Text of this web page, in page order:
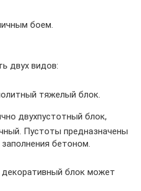
боем.
двух видов:
тяжелый блок.
двухпустотный блок,
Пустоты предназначены
бетоном.
блок может